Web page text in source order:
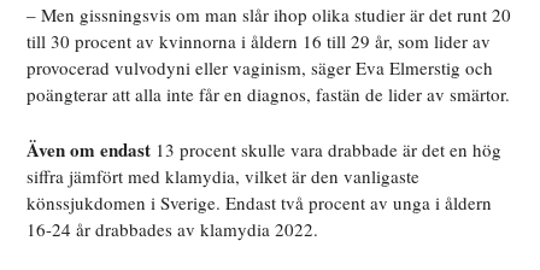
– Men gissningsvis om man slår ihop olika studier är det runt 20
till 30 procent av kvinnorna i åldern 16 till 29 år, som lider av
provocerad vulvodyni eller vaginism, säger Eva Elmerstig och
poängterar att alla inte får en diagnos, fastän de lider av smärtor.
Även om endast 13 procent skulle vara drabbade är det en hög
siffra jämfört med klamydia, vilket är den vanligaste
könssjukdomen i Sverige. Endast två procent av unga i åldern
16-24 år drabbades av klamydia 2022.